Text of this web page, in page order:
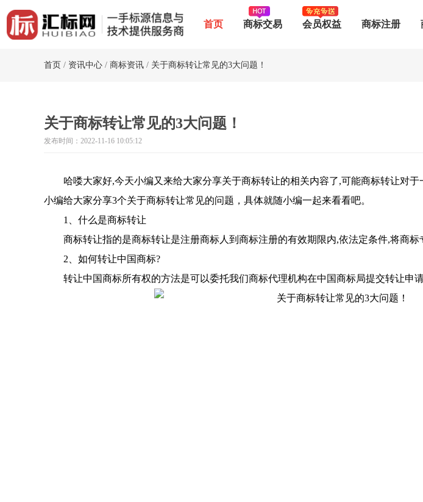
首页 商标交易 会员权益 商标注册
首页 / 资讯中心 / 商标资讯 / 关于商标转让常见的3大问题！
关于商标转让常见的3大问题！
发布时间：2022-11-16 10:05:12
哈喽大家好,今天小编又来给大家分享关于商标转让的相关内容了,可能商标转让对
小编给大家分享3个关于商标转让常见的问题，具体就随小编一起来看看吧。
1、什么是商标转让
商标转让指的是商标转让是注册商标人到商标注册的有效期限内,依法定条件,将商标
2、如何转让中国商标?
转让中国商标所有权的方法是可以委托我们商标代理机构在中国商标局提交转让申